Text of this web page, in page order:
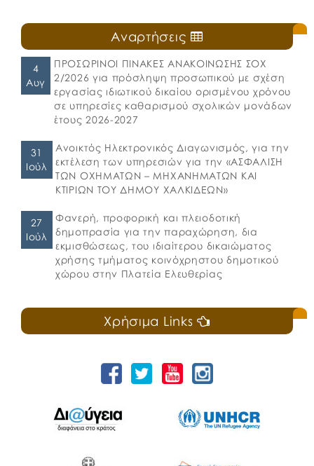
Αναρτήσεις
4
Αυγ
ΠΡΟΣΩΡΙΝΟΙ ΠΙΝΑΚΕΣ ΑΝΑΚΟΙΝΩΣΗΣ ΣΟΧ
2/2026 για πρόσληψη προσωπικού με σχέση
εργασίας ιδιωτικού δικαίου ορισμένου χρόνου
σε υπηρεσίες καθαρισμού σχολικών μονάδων
έτους 2026-2027
31
Ιούλ
Ανοικτός Ηλεκτρονικός Διαγωνισμός, για την
εκτέλεση των υπηρεσιών για την «ΑΣΦΑΛΙΣΗ
ΤΩΝ ΟΧΗΜΑΤΩΝ – ΜΗΧΑΝΗΜΑΤΩΝ ΚΑΙ
ΚΤΙΡΙΩΝ ΤΟΥ ΔΗΜΟΥ ΧΑΛΚΙΔΕΩΝ»
27
Ιούλ
Φανερή, προφορική και πλειοδοτική
δημοπρασία για την παραχώρηση, δια
εκμισθώσεως, του ιδιαίτερου δικαιώματος
χρήσης τμήματος κοινόχρηστου δημοτικού
χώρου στην Πλατεία Ελευθερίας
Χρήσιμα Links